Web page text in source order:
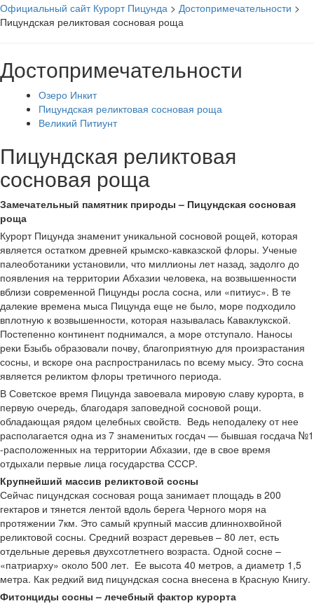
Официальный сайт Курорт Пицунда > Достопримечательности >
Пицундская реликтовая сосновая роща
Достопримечательности
Озеро Инкит
Пицундская реликтовая сосновая роща
Великий Питиунт
Пицундская реликтовая
сосновая роща
Замечательный памятник природы – Пицундская сосновая
роща
Курорт Пицунда знаменит уникальной сосновой рощей, которая
является остатком древней крымско-кавказской флоры. Ученые
палеоботаники установили, что миллионы лет назад, задолго до
появления на территории Абхазии человека, на возвышенности
вблизи современной Пицунды росла сосна, или «питиус». В те
далекие времена мыса Пицунда еще не было, море подходило
вплотную к возвышенности, которая называлась Каваклукской.
Постепенно континент поднимался, а море отступало. Наносы
реки Бзыбь образовали почву, благоприятную для произрастания
сосны, и вскоре она распространилась по всему мысу. Это сосна
является реликтом флоры третичного периода.
В Советское время Пицунда завоевала мировую славу курорта, в
первую очередь, благодаря заповедной сосновой рощи.
обладающая рядом целебных свойств. Ведь неподалеку от нее
располагается одна из 7 знаменитых госдач — бывшая госдача №1
-расположенных на территории Абхазии, где в свое время
отдыхали первые лица государства СССР.
Крупнейший массив реликтовой сосны
Сейчас пицундская сосновая роща занимает площадь в 200
гектаров и тянется лентой вдоль берега Черного моря на
протяжении 7км. Это самый крупный массив длиннохвойной
реликтовой сосны. Средний возраст деревьев – 80 лет, есть
отдельные деревья двухсотлетнего возраста. Одной сосне –
«патриарху» около 500 лет. Ее высота 40 метров, а диаметр 1,5
метра. Как редкий вид пицундская сосна внесена в Красную Книгу.
Фитонциды сосны – лечебный фактор курорта